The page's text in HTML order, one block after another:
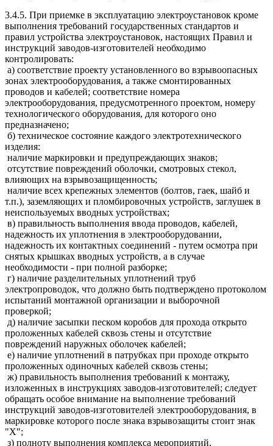
3.4.5. При приемке в эксплуатацию электроустановок кроме
выполнения требований государственных стандартов и
правил устройства электроустановок, настоящих Правил и
инструкций заводов-изготовителей необходимо
контролировать:
а) соответствие проекту установленного во взрывоопасных
зонах электрооборудования, а также смонтированных
проводов и кабелей; соответствие номера
электрооборудования, предусмотренного проектом, номеру
технологического оборудования, для которого оно
предназначено;
б) техническое состояние каждого электротехнического
изделия:
наличие маркировки и предупреждающих знаков;
отсутствие повреждений оболочки, смотровых стекол,
влияющих на взрывозащищенность;
наличие всех крепежных элементов (болтов, гаек, шайб и
т.п.), заземляющих и пломбировочных устройств, заглушек в
неиспользуемых вводных устройствах;
в) правильность выполнения ввода проводов, кабелей,
надежность их уплотнения в электрооборудовании,
надежность их контактных соединений - путем осмотра при
снятых крышках вводных устройств, а в случае
необходимости - при полной разборке;
г) наличие разделительных уплотнений труб
электропроводок, что должно быть подтверждено протоколом
испытаний монтажной организации и выборочной
проверкой;
д) наличие засыпки песком коробов для прохода открыто
проложенных кабелей сквозь стены и отсутствие
повреждений наружных оболочек кабелей;
е) наличие уплотнений в патрубках при проходе открыто
проложенных одиночных кабелей сквозь стены;
ж) правильность выполнения требований к монтажу,
изложенных в инструкциях заводов-изготовителей; следует
обращать особое внимание на выполнение требований
инструкций заводов-изготовителей электрооборудования, в
маркировке которого после знака взрывозащиты стоит знак
"X";
з) полноту выполнения комплекса мероприятий,